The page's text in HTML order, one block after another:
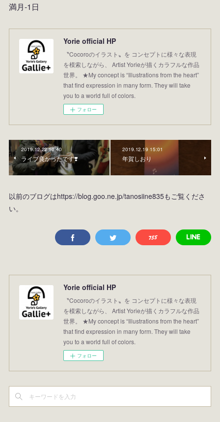
満月-1日
Yorie official HP
〝Cocoroのイラスト〟を コンセプトに様々な表現
を模索しながら、 Artist Yorieが描くカラフルな作品
世界。 ★My concept is “Illustrations from the heart”
that find expression in many form. They will take
you to a world full of colors.
フォロー
2019.12.22 10:40
ライブ良かったです❣️
2019.12.19 15:01
年賀しおり
以前のブログはhttps://blog.goo.ne.jp/tanosiine835もご覧くださ
い。
Yorie official HP
〝Cocoroのイラスト〟を コンセプトに様々な表現
を模索しながら、 Artist Yorieが描くカラフルな作品
世界。 ★My concept is “Illustrations from the heart”
that find expression in many form. They will take
you to a world full of colors.
フォロー